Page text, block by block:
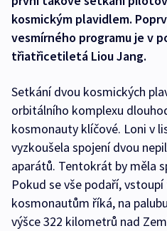
kosmickým plavidlem.
vesmírného programu je v
třiatřicetiletá Liou Jang.
Setkání dvou kosmických
orbitálního komplexu
kosmonauty klíčové. Loni v
vyzkoušela spojení dvou
aparátů. Tentokrát by měla
Pokud se vše podaří,
kosmonautům říká, na
výšce 322 kilometrů nad